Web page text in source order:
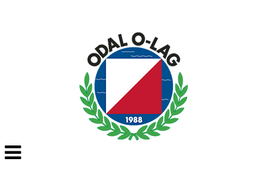
Veksle
navigasjon